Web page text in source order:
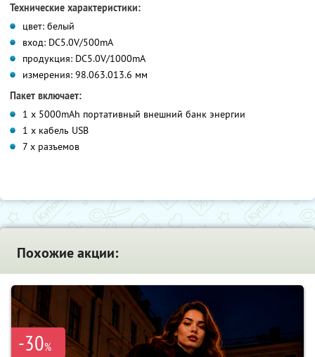
Технические характеристики:
цвет: белый
вход: DC5.0V/500mA
продукция: DC5.0V/1000mA
измерения: 98.063.013.6 мм
Пакет включает:
1 x 5000mAh портативный внешний банк энергии
1 x кабель USB
7 x разъемов
Похожие акции:
-30%